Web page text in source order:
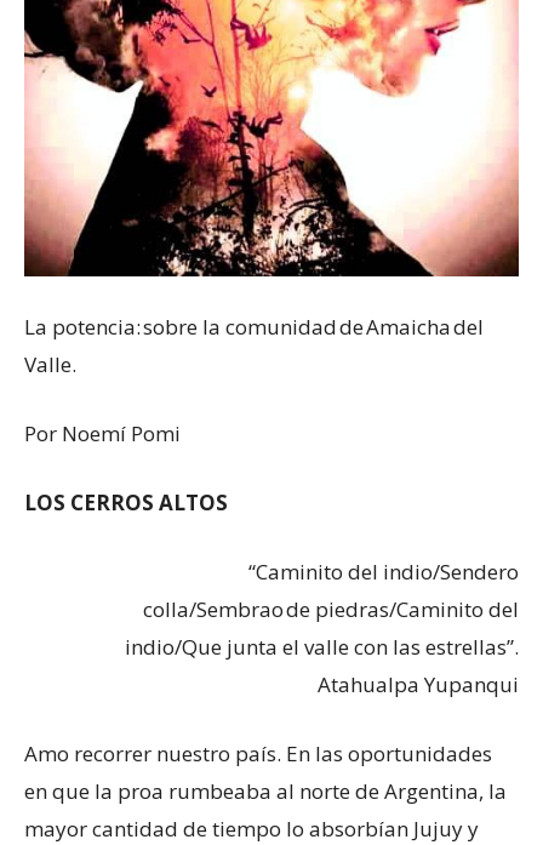
La potencia: sobre la comunidad de Amaicha del
Valle.
Por Noemí Pomi
LOS CERROS ALTOS
“Caminito del indio/Sendero
colla/Sembrao de piedras/Caminito del
indio/Que junta el valle con las estrellas”.
Atahualpa Yupanqui
Amo recorrer nuestro país. En las oportunidades
en que la proa rumbeaba al norte de Argentina, la
mayor cantidad de tiempo lo absorbían Jujuy y